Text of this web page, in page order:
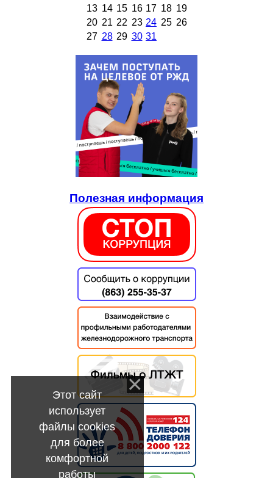
13 14 15 16 17 18 19
20 21 22 23 24 25 26
27 28 29 30 31
Полезная информация
Этот сайт
использует
файлы cookies
для более
комфортной
работы